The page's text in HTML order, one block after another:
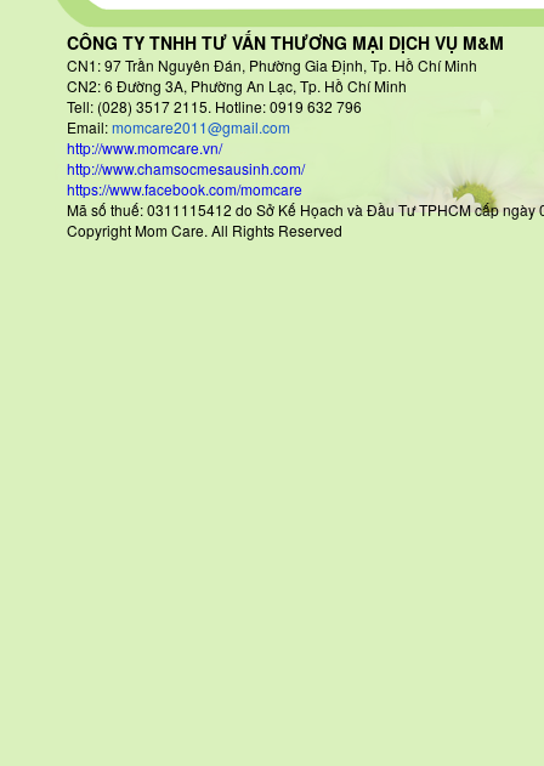
CÔNG TY TNHH TƯ VẤN THƯƠNG MẠI DỊCH VỤ M&M
CN1: 97 Trần Nguyên Đán, Phường Gia Định, Tp. Hồ Chí Minh
CN2: 6 Đường 3A, Phường An Lạc, Tp. Hồ Chí Minh
Tell: (028) 3517 2115. Hotline: 0919 632 796
Email:momcare2011@gmail.com
http://www.momcare.vn/
http://www.chamsocmesausinh.com/
https://www.facebook.com/momcare
Mã số thuế: 0311115412 do Sở Kế Họach và Đầu Tư TPHCM
Copyright Mom Care. All Rights Reserved